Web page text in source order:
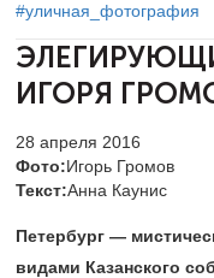
#уличная_фотография
ИГОРЯ
28 апреля 2016
Фото:Игорь Громов
Текст:Анна Каунис
Петербург —
видами Казанского